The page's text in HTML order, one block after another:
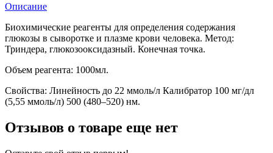
Описание
Биохимические реагенты для определения содержания
глюкозы в сыворотке и плазме крови человека. Метод:
Триндера, глюкозооксидазный. Конечная точка.
Объем реагента: 1000мл.
Свойства: Линейность до 22 ммоль/л Калибратор 100 мг/дл
(5,55 ммоль/л) 500 (480–520) нм.
Отзывов о товаре еще нет